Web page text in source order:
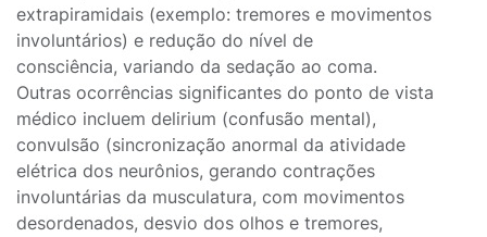
extrapiramidais (exemplo: tremores e movimentos
involuntários) e redução do nível de
consciência, variando da sedação ao coma.
Outras ocorrências significantes do ponto de vista
médico incluem delirium (confusão mental),
convulsão (sincronização anormal da atividade
elétrica dos neurônios, gerando contrações
involuntárias da musculatura, com movimentos
desordenados, desvio dos olhos e tremores,